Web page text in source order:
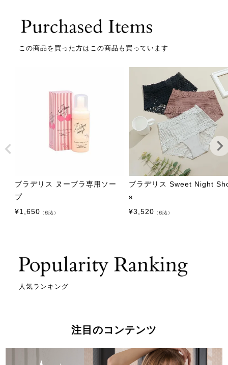
この商品を買った方はこの商品も買っています
ブラデリス ヌーブラ専用ソー
プ
¥1,650 （税込）
ブラデリス Sweet Night
s
¥3,520 （税込）
人気ランキング
注目のコンテンツ